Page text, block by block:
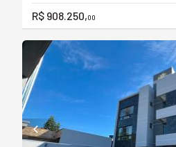
R$ 908.250,00